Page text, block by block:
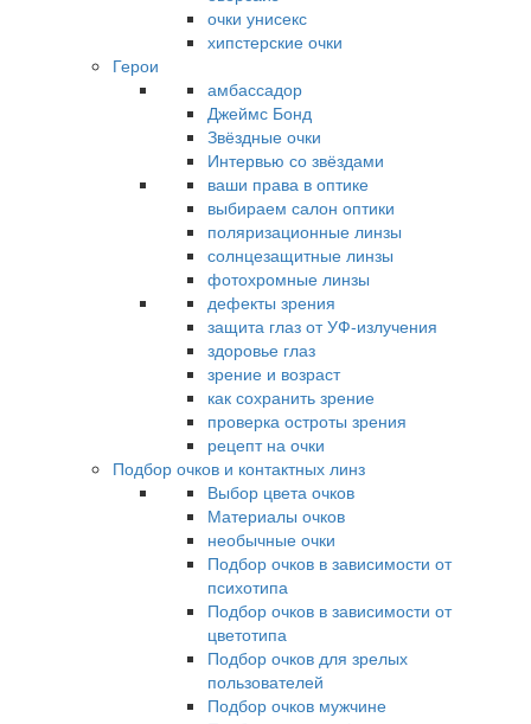
очки унисекс
хипстерские очки
Герои
амбассадор
Джеймс Бонд
Звёздные очки
Интервью со звёздами
ваши права в оптике
выбираем салон оптики
поляризационные линзы
солнцезащитные линзы
фотохромные линзы
дефекты зрения
защита глаз от УФ-излучения
здоровье глаз
зрение и возраст
как сохранить зрение
проверка остроты зрения
рецепт на очки
Подбор очков и контактных линз
Выбор цвета очков
Материалы очков
необычные очки
Подбор очков в зависимости от
психотипа
Подбор очков в зависимости от
цветотипа
Подбор очков для зрелых
пользователей
Подбор очков мужчине